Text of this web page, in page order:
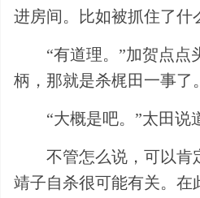
进房间。比如被抓住了什
“有道理。”加贺点点
柄，那就是杀梶田一事了
“大概是吧。”太田说
不管怎么说，可以肯
靖子自杀很可能有关。在